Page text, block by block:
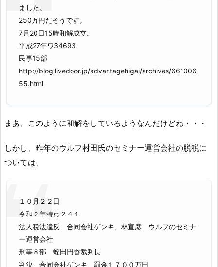
ました。
250万円だそうです。
7月20日15時和解成立。
平成27年ワ34693
民事15部
http://blog.livedoor.jp/advantagehigai/archives/661006
55.html
まあ、このように和解をしているようなんだけどね・・・
しかし、昨年のウルフ村田氏のセミナー運営会社の脱税に
ついては、
１０月２２日
令和２年特わ２４１
法人税法違反 合同会社ゲンキ、林宣彦 ウルフのセミナ
ー運営会社
刑事８部 蛭田円香裁判長
判決 合同会社ゲンキ 罰金１７００万円